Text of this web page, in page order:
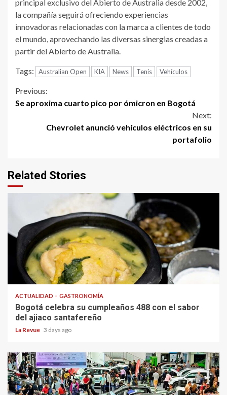
principal exclusivo del Abierto de Australia desde 2002,
la compañía seguirá ofreciendo experiencias
innovadoras relacionadas con la marca a clientes de todo
el mundo, aprovechando las diversas sinergias creadas a
partir del Abierto de Australia.
Tags: Australian Open KIA News Tenis Vehículos
Continue
Previous:
Se aproxima cuarto pico por ómicron en Bogotá
Next:
Chevrolet anunció vehículos eléctricos en su
portafolio
Related Stories
ACTUALIDAD GASTRONOMÍA
Bogotá celebra su cumpleaños 488 con el sabor
del ajiaco santafereño
La Revue 3 days ago